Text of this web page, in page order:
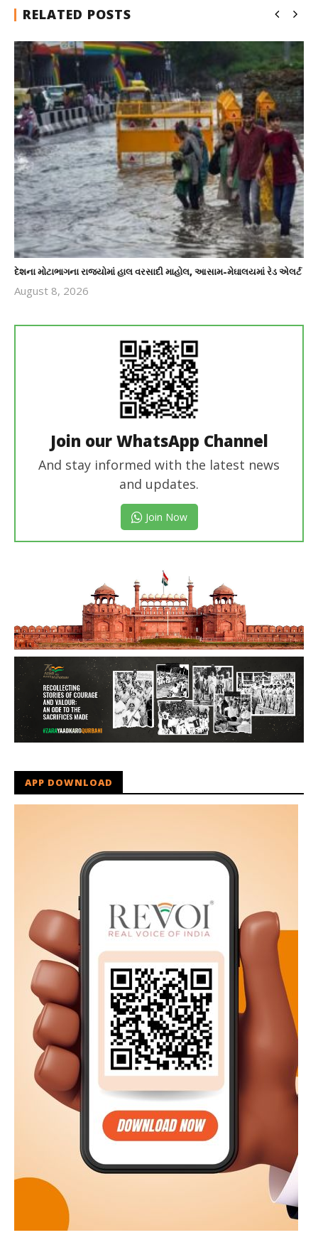
RELATED POSTS
દેશના મોટાભાગના રાજ્યોમાં હાલ વરસાદી માહોલ, આસામ-મેઘાલયમાં રેડ એલર્ટ
August 8, 2026
Join our WhatsApp Channel
And stay informed with the latest news
and updates.
Join Now
APP DOWNLOAD